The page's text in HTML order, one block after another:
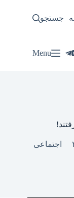
سیاسی
جستجو
Menu
اجتماعی